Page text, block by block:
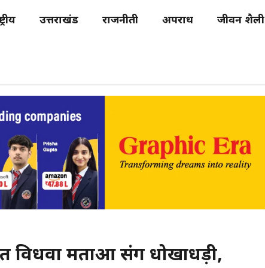
उत्तराखंड राजनीती अपराध जीवन शैली
विधवा मताओं संग धोखाधड़ी,